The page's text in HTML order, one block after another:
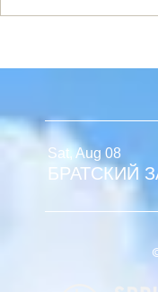
Sat, Aug 08
БРАТСКИЙ